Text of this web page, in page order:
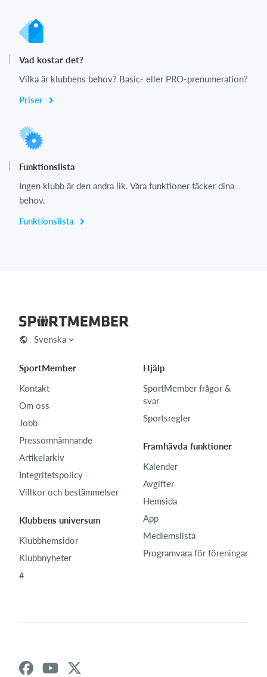
Vad kostar det?
Vilka är klubbens behov? Basic- eller PRO-prenumeration?
Priser
Funktionslista
Ingen klubb är den andra lik. Våra funktioner täcker dina
behov.
Funktionslista
Svenska
SportMember
Kontakt
Om oss
Jobb
Pressomnämnande
Artikelarkiv
Integritetspolicy
Villkor och bestämmelser
Klubbens universum
Klubbhemsidor
Klubbnyheter
#
Hjälp
SportMember frågor &
svar
Sportsregler
Framhävda funktioner
Kalender
Avgifter
Hemsida
App
Medlemslista
Programvara för föreningar